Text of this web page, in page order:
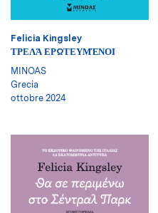
Felicia Kingsley
ΤΡΕΛΆ ΕΡΩΤΕΥΜΈΝΟΙ
MINOAS
Grecia
ottobre 2024